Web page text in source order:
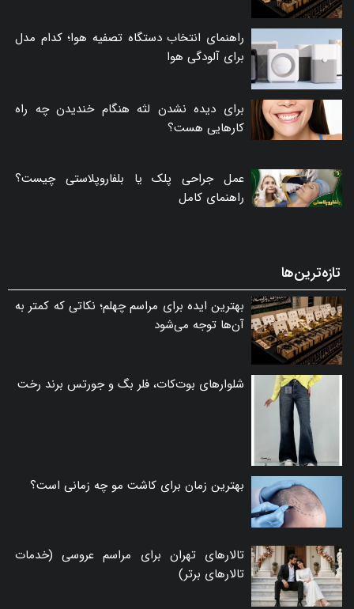
راهنمای انتخاب دستگاه تصفیه هوا؛ کدام مدل
برای آلودگی هوا
برای دیده نشدن لثه هنگام خندیدن چه راه
کارهایی هست؟
عمل جراحی پلک یا بلفاروپلاستی چیست؟
راهنمای کامل
تازه‌ترین‌ها
بهترین ایده برای مراسم چهلم؛ نکاتی که کمتر به
آن‌ها توجه می‌شود
شلوارهای بوت‌کات، فلر بگ و جورتس برند رخت
بهترین زمان برای کاشت مو چه زمانی است؟
تالارهای تهران برای مراسم عروسی (خدمات
تالارهای برتر)